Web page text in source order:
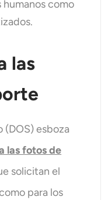
como
las
(DOS) esboza
las fotos de
solicitan el
para los